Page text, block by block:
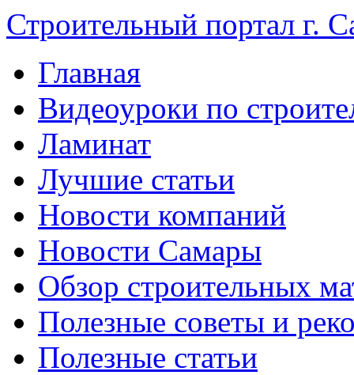
Строительный портал г.
Главная
Видеоуроки по
Ламинат
Лучшие статьи
Новости компаний
Новости Самары
Обзор строительных
Полезные советы и
Полезные статьи